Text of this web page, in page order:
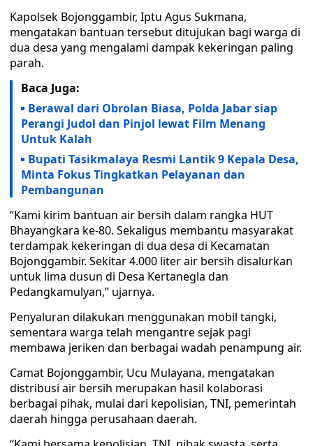
Kapolsek Bojonggambir, Iptu Agus Sukmana,
mengatakan bantuan tersebut ditujukan bagi warga di
dua desa yang mengalami dampak kekeringan paling
parah.
Baca Juga:
Berawal dari Obrolan Biasa, Polda Jabar siap
Perangi Judol dan Pinjol lewat Film Menang
Untuk Kalah
Bupati Tasikmalaya Resmi Lantik 9 Kepala Desa,
Minta Fokus Tingkatkan Pelayanan dan
Pembangunan
“Kami kirim bantuan air bersih dalam rangka HUT
Bhayangkara ke-80. Sekaligus membantu masyarakat
terdampak kekeringan di dua desa di Kecamatan
Bojonggambir. Sekitar 4.000 liter air bersih disalurkan
untuk lima dusun di Desa Kertanegla dan
Pedangkamulyan,” ujarnya.
Penyaluran dilakukan menggunakan mobil tangki,
sementara warga telah mengantre sejak pagi
membawa jeriken dan berbagai wadah penampung air.
Camat Bojonggambir, Ucu Mulayana, mengatakan
distribusi air bersih merupakan hasil kolaborasi
berbagai pihak, mulai dari kepolisian, TNI, pemerintah
daerah hingga perusahaan daerah.